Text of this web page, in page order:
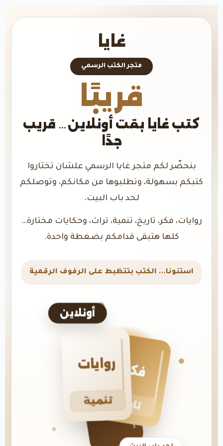
غايا
متجر الكتب الرسمي
قريبًا
كتب غايا بقت أونلاين… قريب
جدًا
بنحضّر لكم متجر غايا الرسمي علشان تختاروا
كتبكم بسهولة، وتطلبوها من مكانكم، وتوصلكم
لحد باب البيت.
روايات، فكر، تاريخ، تنمية، تراث، وحكايات مختارة…
كلها هتبقى قدامكم بضغطة واحدة.
استنونا… الكتب بتتظبط على الرفوف الرقمية
أونلاين
فكر
تاريخ
روايات
تنمية